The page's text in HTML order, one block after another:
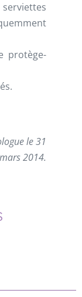
protège-
le 31
mars 2014.